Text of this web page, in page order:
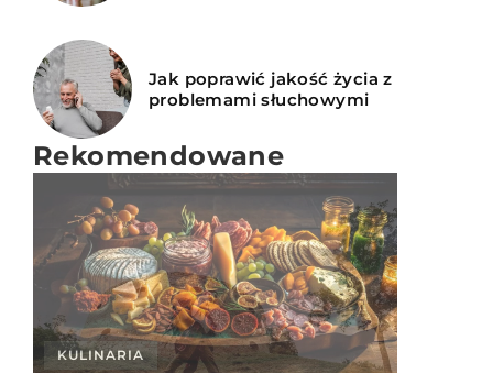
Jak poprawić jakość życia z
problemami słuchowymi
Rekomendowane
KULINARIA